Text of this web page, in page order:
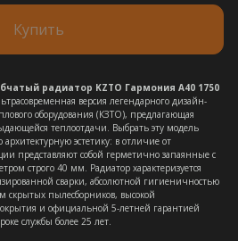
Купить
радиатор KZTO Гармония А40 1750
версия легендарного дизайн-
оборудования (КЗТО), предлагающая
теплоотдачи. Выбрать эту модель
эстетику: в отличие от
представляют собой герметично запаянные с
строго 40 мм. Радиатор характеризуется
сварки, абсолютной гигиеничностью
скрытых пылесборников, высокой
и официальной 5-летней гарантией
службы более 25 лет.